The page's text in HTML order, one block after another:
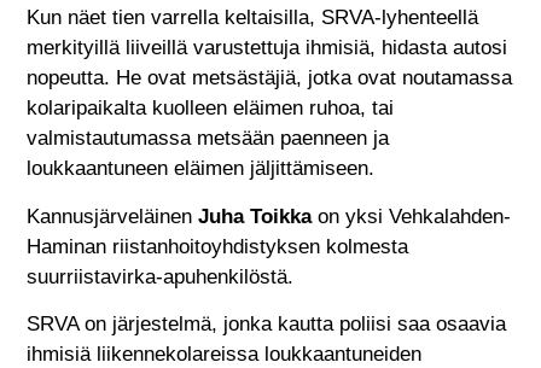
Kun näet tien varrella keltaisilla, SRVA-lyhenteellä
merkityillä liiveillä varustettuja ihmisiä, hidasta autosi
nopeutta. He ovat metsästäjiä, jotka ovat noutamassa
kolaripaikalta kuolleen eläimen ruhoa, tai
valmistautumassa metsään paenneen ja
loukkaantuneen eläimen jäljittämiseen.
KannusjärveläinenJuha Toikkaon yksi Vehkalahden-
Haminan riistanhoitoyhdistyksen kolmesta
suurriistavirka-apuhenkilöstä.
SRVA on järjestelmä, jonka kautta poliisi saa osaavia
ihmisiä liikennekolareissa loukkaantuneiden